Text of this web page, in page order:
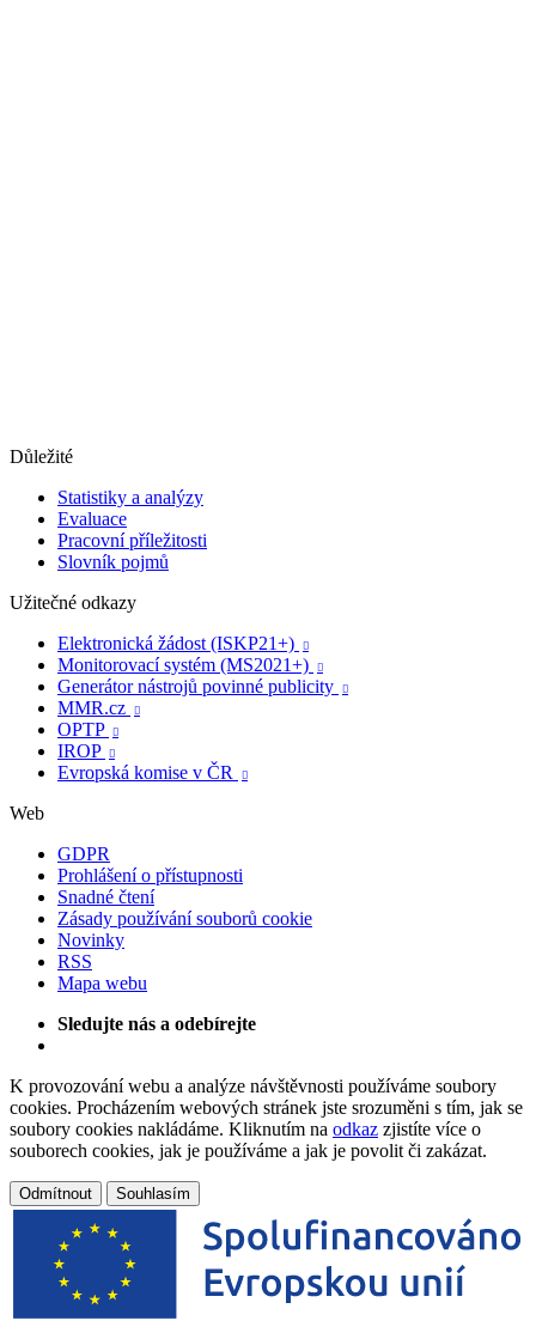
Důležité
Statistiky a analýzy
Evaluace
Pracovní příležitosti
Slovník pojmů
Užitečné odkazy
Elektronická žádost (ISKP21+)

Monitorovací systém (MS2021+) 
Generátor nástrojů povinné publicity 
MMR.cz 
OPTP 
IROP 
Evropská komise v ČR 
Web
GDPR
Prohlášení o přístupnosti
Snadné čtení
Zásady používání souborů cookie
Novinky
RSS
Mapa webu
Sledujte nás a odebírejte
K provozování webu a analýze návštěvnosti používáme soubory
cookies. Procházením webových stránek jste srozuměni s tím, jak se
soubory cookies nakládáme. Kliknutím na odkaz zjistíte více o
souborech cookies, jak je používáme a jak je povolit či zakázat.
Odmítnout Souhlasím